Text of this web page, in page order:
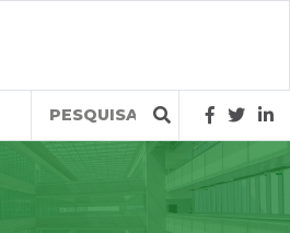
Query